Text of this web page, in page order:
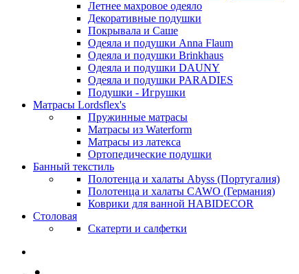
Летнее махровое одеяло
Декоративные подушки
Покрывала и Саше
Одеяла и подушки Anna Flaum
Одеяла и подушки Brinkhaus
Одеяла и подушки DAUNY
Одеяла и подушки PARADIES
Подушки - Игрушки
Матрасы Lordsflex's
Пружинные матрасы
Матрасы из Waterform
Матрасы из латекса
Ортопедические подушки
Банный текстиль
Полотенца и халаты Abyss (Португалия)
Полотенца и халаты CAWO (Германия)
Коврики для ванной HABIDECOR
Столовая
Скатерти и салфетки